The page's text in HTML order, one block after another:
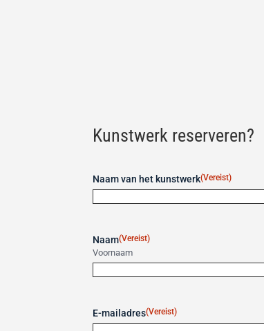
Kunstwerk reserveren?
Naam van het kunstwerk(Vereist)
Naam(Vereist)
Voornaam
E-mailadres(Vereist)